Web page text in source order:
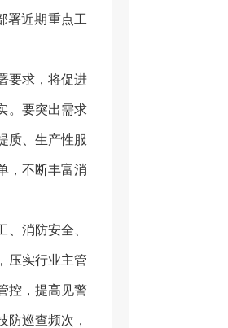
署近期重点工
要求，将促进
。要突出需求
质、生产性服
，不断丰富消
消防安全、
压实行业主管
控，提高见警
巡查频次，